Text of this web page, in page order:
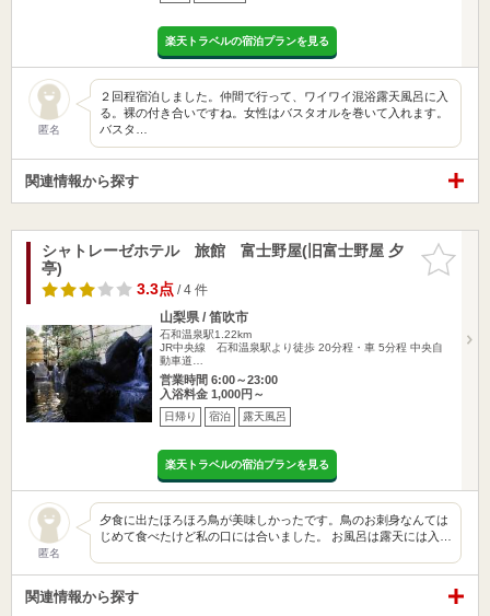
楽天トラベルの宿泊プランを見る
匿名
２回程宿泊しました。仲間で行って、ワイワイ混浴露天風呂に入
る。裸の付き合いですね。女性はバスタオルを巻いて入れます。
バスタ…
関連情報から探す
お気に入
りに追加
シャトレーゼホテル 旅館 富士野屋(旧富士野屋 夕
亭)
3.3点/ 4 件
山梨県 / 笛吹市
石和温泉駅1.22km
JR中央線 石和温泉駅より徒歩 20分程・車 5分程 中央自
動車道…
営業時間 6:00～23:00
入浴料金 1,000円～
日帰り 宿泊 露天風呂
楽天トラベルの宿泊プランを見る
匿名
夕食に出たほろほろ鳥が美味しかったです。鳥のお刺身なんては
じめて食べたけど私の口には合いました。 お風呂は露天には入…
関連情報から探す